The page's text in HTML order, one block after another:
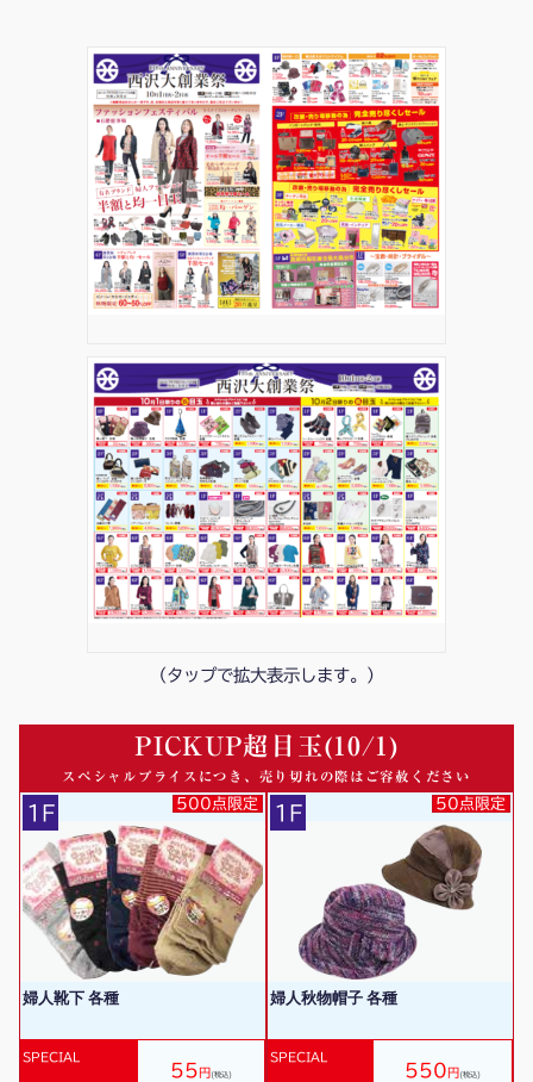
（タップで拡大表示します。）
PICKUP超目玉(10/1)
スペシャルプライスにつき、売り切れの際はご容赦ください
1F 500点限定
婦人靴下 各種
SPECIAL
55 円 (税込)
1F 50点限定
婦人秋物帽子 各種
SPECIAL
550 円 (税込)